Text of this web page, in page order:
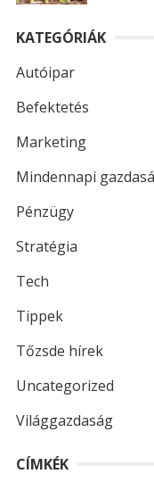
KATEGÓRIÁK
Autóipar
Befektetés
Marketing
Mindennapi
Pénzügy
Stratégia
Tech
Tippek
Tőzsde hírek
Uncategorized
Világgazdaság
CÍMKÉK